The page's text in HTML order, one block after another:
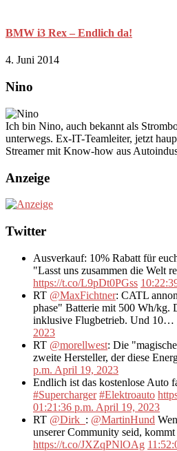
BMW i3 Rex – Endlich da!
4. Juni 2014
Nino
Ich bin Nino, auch bekannt als
unterwegs. Ex-IT-Teamleiter, jetzt
Streamer mit Know-how aus
Anzeige
Twitter
Ausverkauf: 10% Rabatt für
"Lasst uns zusammen die
https://t.co/L9pDt0PGss
RT @MaxFichtner: CATL
phase" Batterie mit 500 Wh/kg.
inklusive Flugbetrieb. Und 10…
2023
RT @morellwest: Die
zweite Hersteller, der diese
p.m. April 19, 2023
Endlich ist das kostenlose Auto
#Supercharger #Elektroauto
01:21:36 p.m. April 19, 2023
RT @Dirk_ : @MartinHund
unserer Community seid, kommt
https://t.co/JXZqPNlOAg